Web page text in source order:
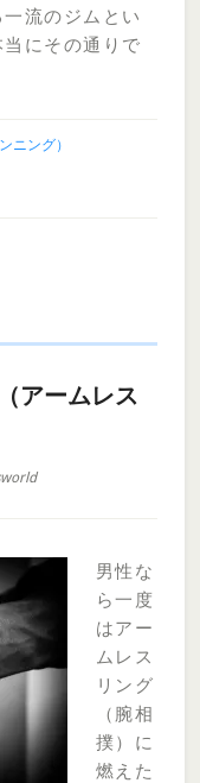
流のジムとい
にその通りで
ニング）
アームレス
男性な
ら一度
はアー
ムレス
リング
（腕相
撲）に
燃えた